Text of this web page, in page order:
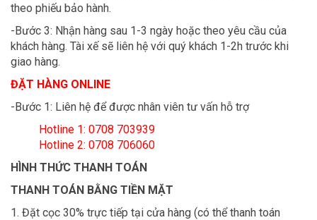
theo phiếu bảo hành.
-Bước 3: Nhận hàng sau 1-3 ngày hoặc theo yêu cầu của
khách hàng. Tài xế sẽ liên hệ với quý khách 1-2h trước khi
giao hàng.
ĐẶT HÀNG ONLINE
-Bước 1: Liên hệ để được nhân viên tư vấn hỗ trợ
Hotline 1: 0708 703939
Hotline 2: 0708 706060
HÌNH THỨC THANH TOÁN
THANH TOÁN BẰNG TIỀN MẶT
1. Đặt cọc 30% trực tiếp tại cửa hàng (có thể thanh toán